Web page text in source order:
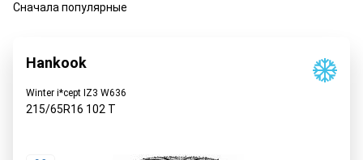
Сначала популярные
Hankook
Winter i*cept IZ3 W636
215/65R16 102 T